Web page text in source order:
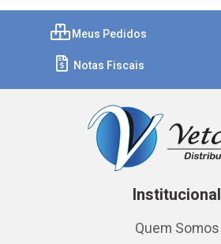
Meus Pedidos
Notas Fiscais
Institucional
Quem Somos